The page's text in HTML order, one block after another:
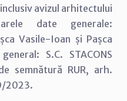
avizul arhitectului
date generale:
Vasile-Ioan și Pașca
S.C. STACONS
semnătură RUR, arh.
2023.